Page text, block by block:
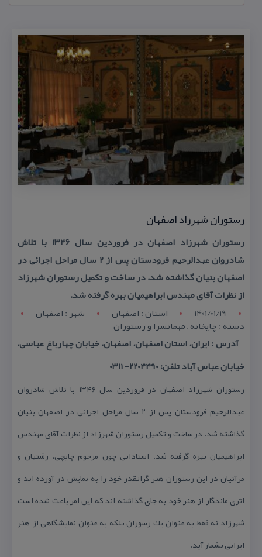
رستوران شهرزاد اصفهان
رستوران شهرزاد اصفهان در فروردین سال ۱۳۴۶ با تلاش
شادروان عبدالرحیم فرودستان پس از ۲ سال مراحل اجرائی در
اصفهان بنیان گذاشته شد. در ساخت و تكمیل رستوران شهرزاد
از نظرات آقای مهندس ابراهیمیان بهره گرفته شد.
1401/01/19
استان : اصفهان شهر : اصفهان
دسته : چایخانه , مهمانسرا و رستوران
آدرس : ایران، استان اصفهان، اصفهان، خیابان چهارباغ عباسی،
خیابان عباس آباد تلفن: ۲۲۰۴۴۹۰- ۰۳۱۱
رستوران شهرزاد اصفهان در فروردین سال ۱۳۴۶ با تلاش شادروان
عبدالرحیم فرودستان پس از ۲ سال مراحل اجرائی در اصفهان بنیان
گذاشته شد. در ساخت و تكمیل رستوران شهرزاد از نظرات آقای مهندس
ابراهیمیان بهره گرفته شد. استادانی چون مرحوم چایچی، رشتیان و
مرآتیان در این رستوران هنر گرانقدر خود را به نمایش در آورده اند و
اثری ماندگار از هنر خود به جای گذاشته اند كه این امر باعث شده است
شهرزاد نه فقط به عنوان یك رسوران بلكه به عنوان نمایشگاهی از هنر
ایرانی بشمار آید.